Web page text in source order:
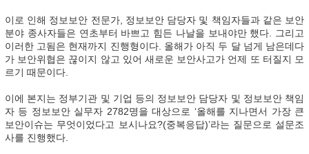
이로 인해 정보보안 전문가, 정보보안 담당자 및 책임자들과 같은 보안
분야 종사자들은 연초부터 바쁘고 힘든 나날을 보내야만 했다. 그리고
이러한 고됨은 현재까지 진행형이다. 올해가 아직 두 달 넘게 남은데다
가 보안위협은 끊이지 않고 있어 새로운 보안사고가 언제 또 터질지 모
르기 때문이다.
이에 본지는 정부기관 및 기업 등의 정보보안 담당자 및 정보보안 책임
자 등 정보보안 실무자 2782명을 대상으로 ‘올해를 지나면서 가장 큰
보안이슈는 무엇이었다고 보시나요?(중복응답)’라는 질문으로 설문조
사를 진행했다.